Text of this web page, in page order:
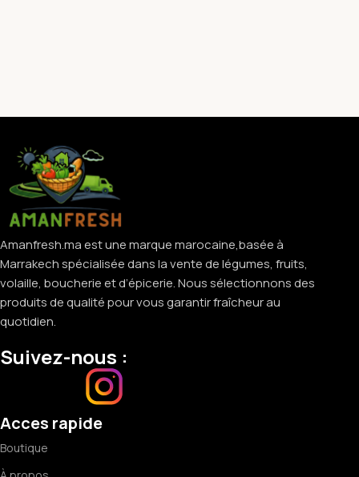
Amanfresh.ma est une marque marocaine,basée à
Marrakech spécialisée dans la vente de légumes, fruits,
volaille, boucherie et d’épicerie. Nous sélectionnons des
produits de qualité pour vous garantir fraîcheur au
quotidien.
Suivez-nous :
Acces rapide
Boutique